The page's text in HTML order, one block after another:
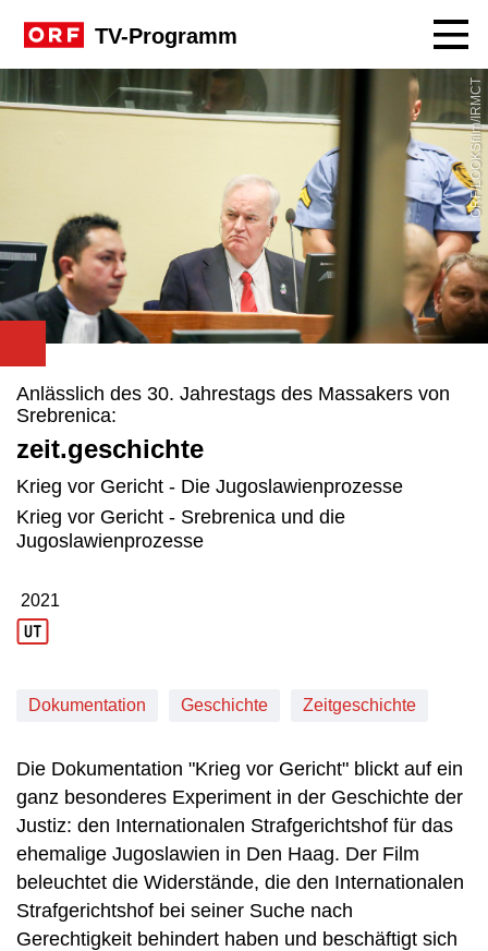
TV-Programm
ORF/LOOKSfilm/IRMCT
Anlässlich des 30. Jahrestags des Massakers von
Srebrenica:
zeit.geschichte
Krieg vor Gericht - Die Jugoslawienprozesse
Krieg vor Gericht - Srebrenica und die
Jugoslawienprozesse
Produktionsjahr: 2021
2021
Dokumentation Geschichte Zeitgeschichte
Die Dokumentation "Krieg vor Gericht" blickt auf ein
ganz besonderes Experiment in der Geschichte der
Justiz: den Internationalen Strafgerichtshof für das
ehemalige Jugoslawien in Den Haag. Der Film
beleuchtet die Widerstände, die den Internationalen
Strafgerichtshof bei seiner Suche nach
Gerechtigkeit behindert haben und beschäftigt sich